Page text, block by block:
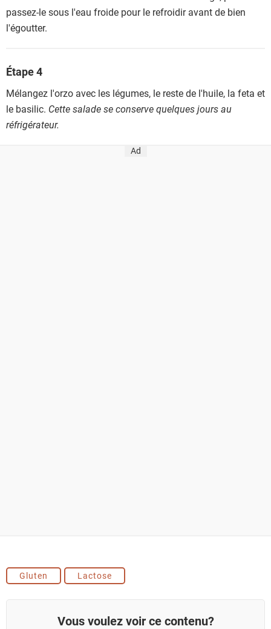
passez-le sous l'eau froide pour le refroidir avant de bien
l'égoutter.
Étape 4
Mélangez l'orzo avec les légumes, le reste de l'huile, la feta et
le basilic. Cette salade se conserve quelques jours au
réfrigérateur.
Ad
Gluten Lactose
Vous voulez voir ce contenu?